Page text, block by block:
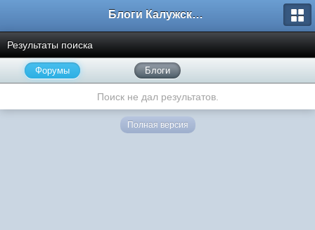
Блоги Калужского перекрестка
Результаты поиска
Форумы Блоги
Поиск не дал результатов.
Полная версия